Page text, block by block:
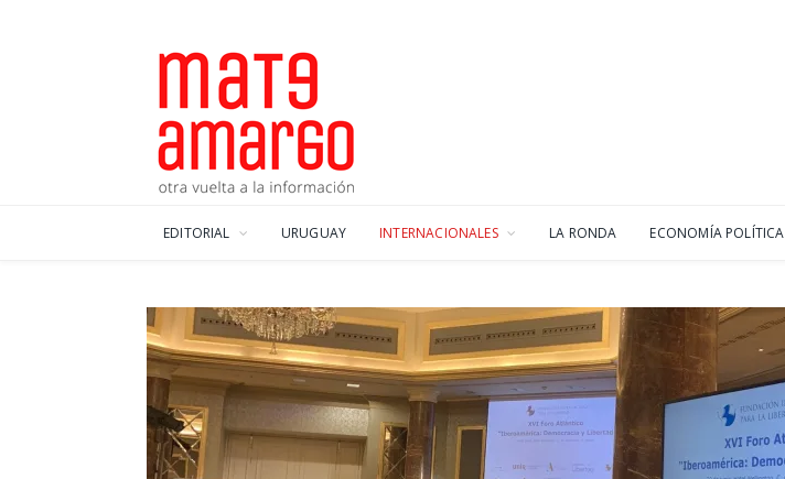
EDITORIAL URUGUAY INTERNACIONALES LA RONDA ECONOMÍA POLÍTICA